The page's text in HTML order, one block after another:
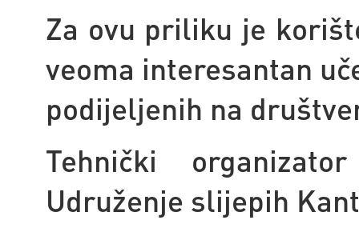
Za ovu priliku je
veoma interesantan
podijeljenih na
Tehnički
Udruženje slijepih